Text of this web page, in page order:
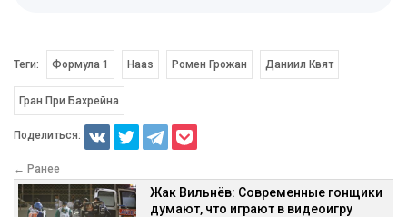
Теги: Формула 1 Haas Ромен Грожан Даниил Квят
Гран При Бахрейна
Поделиться:
← Ранее
Жак Вильнёв: Современные гонщики
думают, что играют в видеоигру